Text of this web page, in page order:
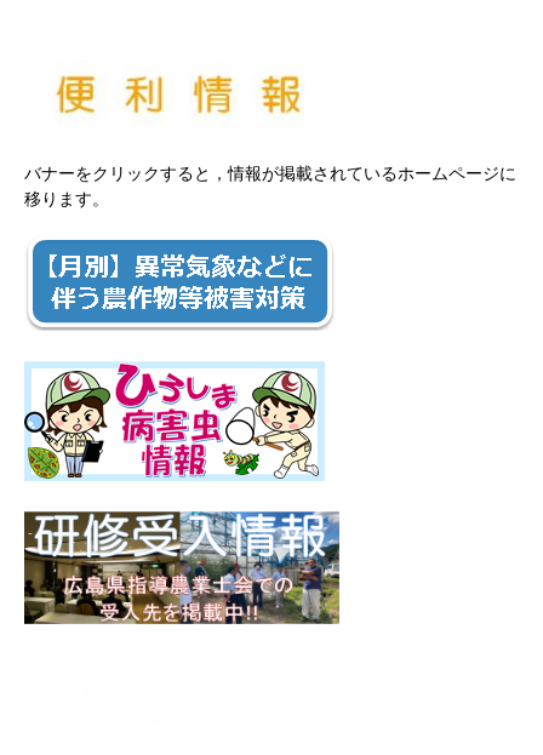
バナーをクリックすると，情報が掲載されているホームページに
移ります。